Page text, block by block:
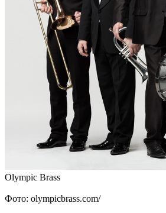
Olympic Brass
Фото: olympicbrass.com/